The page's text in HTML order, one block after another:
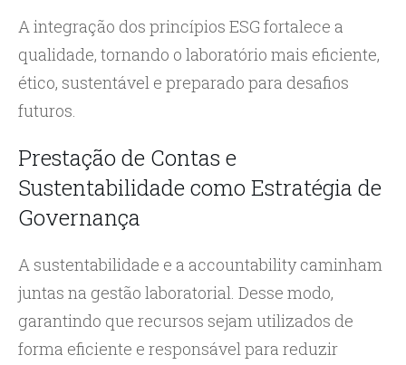
A integração dos princípios ESG fortalece a
qualidade, tornando o laboratório mais eficiente,
ético, sustentável e preparado para desafios
futuros.
Prestação de Contas e
Sustentabilidade como Estratégia de
Governança
A sustentabilidade e a accountability caminham
juntas na gestão laboratorial. Desse modo,
garantindo que recursos sejam utilizados de
forma eficiente e responsável para reduzir